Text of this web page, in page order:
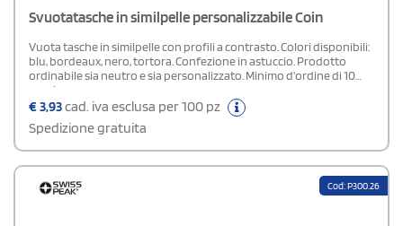
Svuotatasche in similpelle personalizzabile Coin
Vuota tasche in similpelle con profili a contrasto. Colori disponibili:
blu, bordeaux, nero, tortora. Confezione in astuccio. Prodotto
ordinabile sia neutro e sia personalizzato. Minimo d'ordine di 10
pezzi.
€3,93cad. iva esclusa per 100 pz
Spedizione gratuita
Cod: P300.26